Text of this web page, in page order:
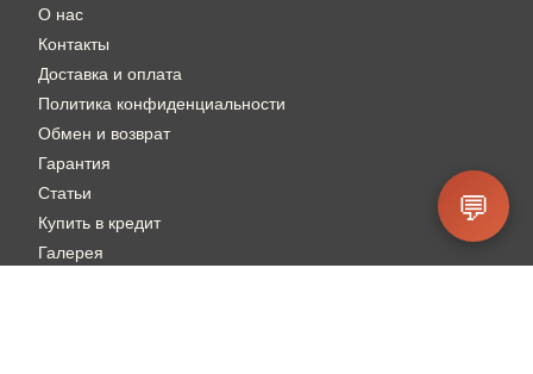
О нас
Контакты
Доставка и оплата
Политика конфиденциальности
Обмен и возврат
Гарантия
Статьи
Купить в кредит
Галерея
💬